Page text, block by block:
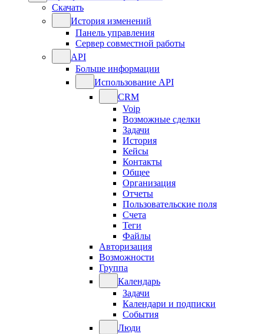
Скачать
История изменений
Панель управления
Сервер совместной работы
API
Больше информации
Использование API
CRM
Voip
Возможные сделки
Задачи
История
Кейсы
Контакты
Общее
Организация
Отчеты
Пользовательские поля
Счета
Теги
Файлы
Авторизация
Возможности
Группа
Календарь
Задачи
Календари и подписки
События
Люди